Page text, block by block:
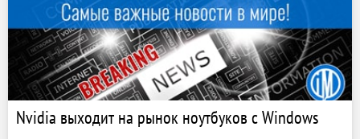
Nvidia выходит на рынок ноутбуков с Windows